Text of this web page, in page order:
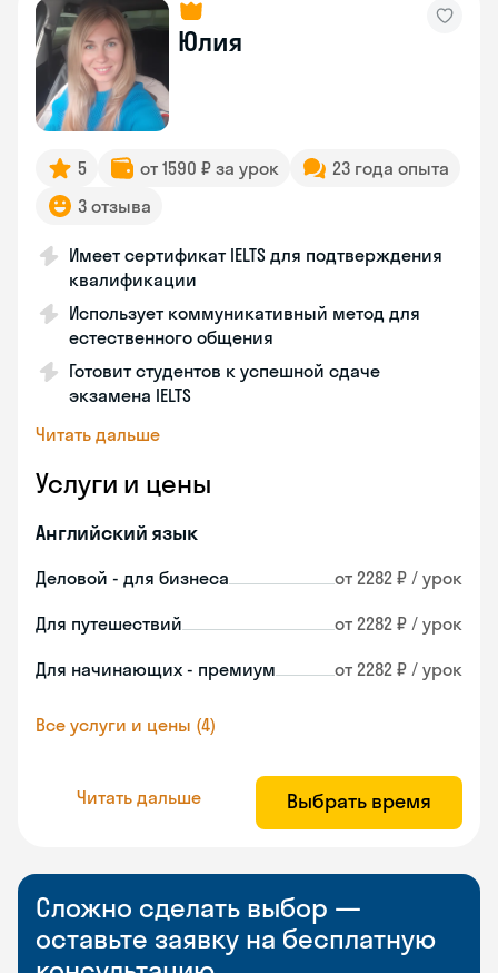
Юлия
5 от 1590 ₽ за урок
23 года опыта
3 отзыва
Имеет сертификат IELTS для подтверждения
квалификации
Использует коммуникативный метод для
естественного общения
Готовит студентов к успешной сдаче
экзамена IELTS
Читать дальше
Услуги и цены
Английский язык
Деловой - для бизнеса от 2282 ₽ / урок
Для путешествий от 2282 ₽ / урок
Для начинающих - премиум от 2282 ₽ / урок
Все услуги и цены (4)
Читать дальше Выбрать время
Сложно сделать выбор —
оставьте заявку на бесплатную